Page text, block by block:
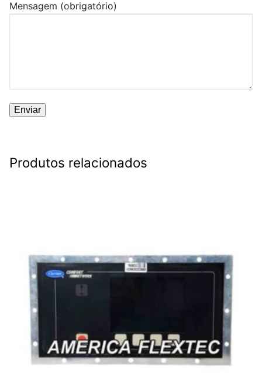
Mensagem (obrigatório)
Produtos relacionados